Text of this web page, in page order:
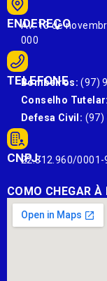
ENDEREÇO
Av. 13 de
000
TELEFONE
Bombeiros: (97)
Conselho Tutelar:
Defesa Civil: (97)
CNPJ:
22.812.960/0001-
COMO CHEGAR À